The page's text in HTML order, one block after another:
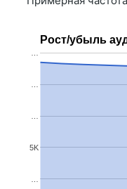
Рост/убыль
5K
…
…